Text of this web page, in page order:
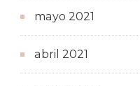
mayo 2021
abril 2021